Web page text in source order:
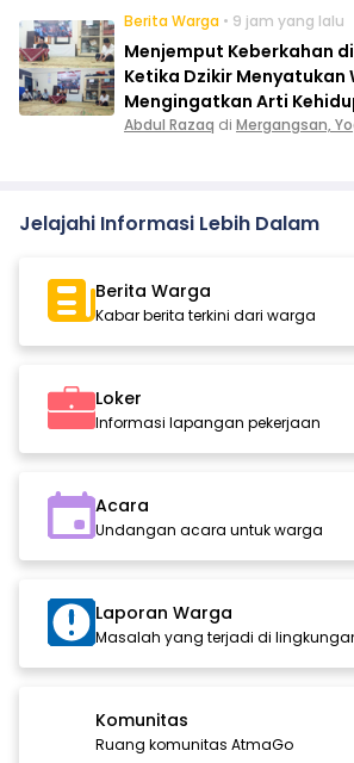
Berita Warga • 9 jam yang lalu
Menjemput Keberkahan
Ketika Dzikir Menyatukan
Mengingatkan Arti
Abdul Razaq di Mergangsan,
Jelajahi Informasi Lebih Dalam
Berita Warga
Kabar berita terkini dari warga
Loker
Informasi lapangan pekerjaan
Acara
Undangan acara untuk warga
Laporan Warga
Masalah yang terjadi di
Komunitas
Ruang komunitas AtmaGo